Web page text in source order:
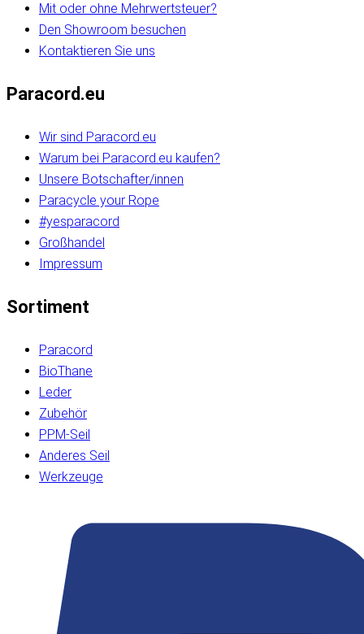
Mit oder ohne Mehrwertsteuer?
Den Showroom besuchen
Kontaktieren Sie uns
Paracord.eu
Wir sind Paracord.eu
Warum bei Paracord.eu kaufen?
Unsere Botschafter/innen
Paracycle your Rope
#yesparacord
Großhandel
Impressum
Sortiment
Paracord
BioThane
Leder
Zubehör
PPM-Seil
Anderes Seil
Werkzeuge